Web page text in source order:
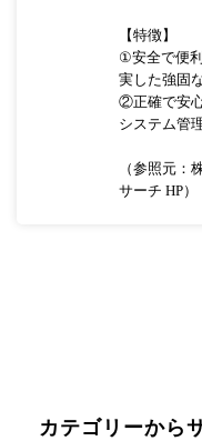
【特徴】
①安全で便
実した強固
②正確で安
システム管
（参照元：
サーチ HP）
カテゴリーから